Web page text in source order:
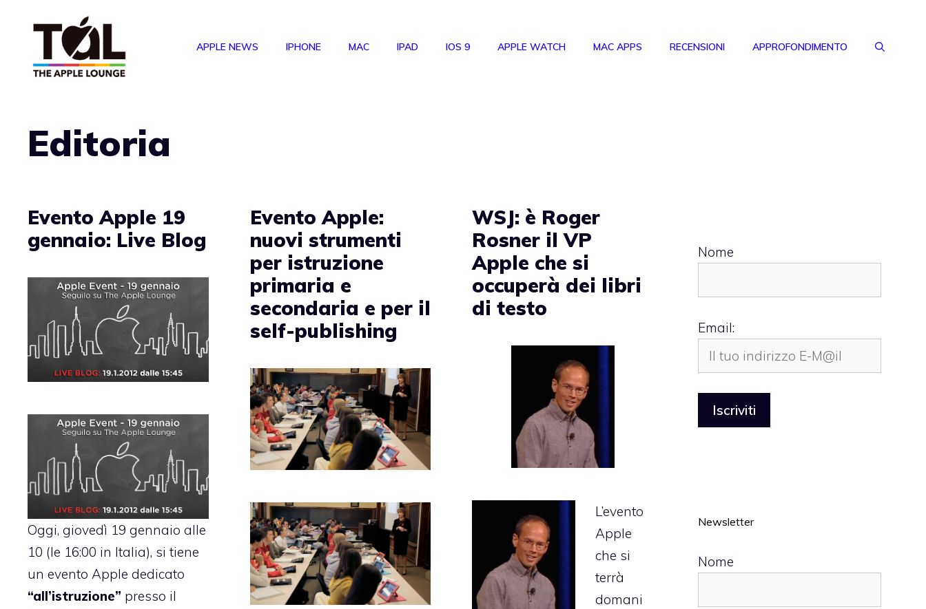
APPLE NEWS IPHONE MAC IPAD IOS 9 APPLE WATCH MAC APPS RECENSIONI APPROFONDIMENTO
Editoria
Evento Apple 19
gennaio: Live Blog
Oggi, giovedì 19 gennaio alle
10 (le 16:00 in Italia), si tiene
un evento Apple dedicato
“all’istruzione” presso il
Evento Apple:
nuovi strumenti
per istruzione
primaria e
secondaria e per il
self-publishing
WSJ: è Roger
Rosner il VP
Apple che si
occuperà dei libri
di testo
L’evento
Apple
che si
terrà
domani
Nome
Email:
Newsletter
Nome